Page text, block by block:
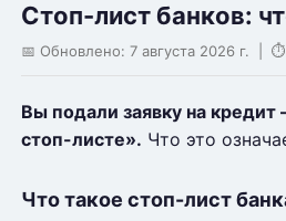
Стоп-лист банков:
📅 Обновлено: 7 августа 2026 г. | ⏱
Вы подали заявку на
стоп-листе». Что это
Что такое стоп-лист